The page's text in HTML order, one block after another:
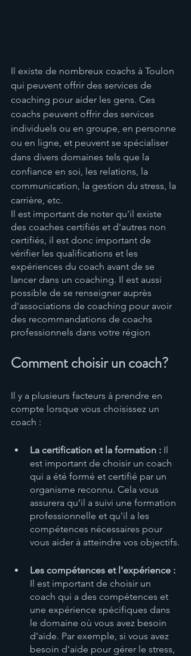
Il existe de nombreux coachs à Toulon
qui peuvent offrir des services de
coaching pour aider les gens. Ces
coachs peuvent offrir des services
individuels ou en groupe, en personne
ou en ligne, et peuvent se spécialiser
dans divers domaines tels que la
confiance en soi, les relations, la
communication, la gestion du stress, la
carrière, etc.
Il est important de noter qu'il existe
des coaches certifiés et d'autres non
certifiés, il est donc important de
vérifier les qualifications et les
expériences du coach avant de se
lancer dans un coaching. Il est aussi
possible de se renseigner auprès
d'associations de coaching pour avoir
des recommandations de coachs
professionnels dans votre région.
Comment choisir un coach?
Il y a plusieurs facteurs à prendre en
compte lorsque vous choisissez un
coach :
La certification et la formation : Il
est important de choisir un coach
qui a été formé et certifié par un
organisme reconnu. Cela vous
assurera qu'il a suivi une formation
professionnelle et qu'il a les
compétences nécessaires pour
vous aider à atteindre vos objectifs.
Les compétences et l'expérience :
Il est important de choisir un
coach qui a des compétences et
une expérience spécifiques dans
le domaine où vous avez besoin
d'aide. Par exemple, si vous avez
besoin d'aide pour gérer le stress,